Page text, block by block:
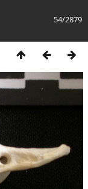
54/2879